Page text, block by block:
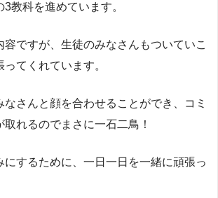
教科を進めています。
容ですが、生徒のみなさんもついていこ
てくれています。
なさんと顔を合わせることができ、コミ
取れるのでまさに一石二鳥！
にするために、一日一日を一緒に頑張っ